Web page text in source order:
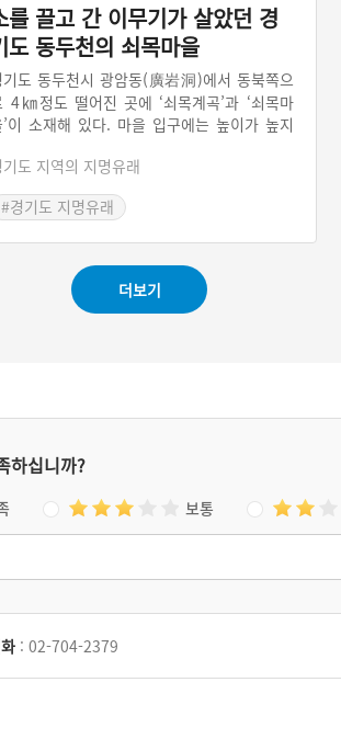
를 끌고 간 이무기가 살았던 경
도 동두천의 쇠목마을
기도 동두천시 광암동(廣岩洞)에서 동북쪽으
4㎞정도 떨어진 곳에 ‘쇠목계곡’과 ‘쇠목마
’이 소재해 있다. 마을 입구에는 높이가 높지
고 있었다. 마을 사람들은 논의를 통해 이무기
를 이용해서 농사를 짓자고 하였다. 가뭄이 들
다, 폭포 아래 물웅덩이에서 물을 퍼내고 징
뭄에 내린 비로 마을 주민들은 가뭄 걱정 없이
농사를 지을 수 있었다.
기도 지역의 지명유래
#경기도 지명유래
더보기
하십니까?
보통
: 02-704-2379